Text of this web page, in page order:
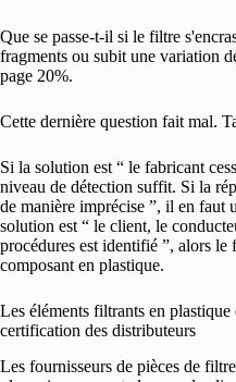
Que se passe-t-il si le filtre
fragments ou subit une variation
page 20%.
Cette dernière question fait mal.
Si la solution est “ le fabricant
niveau de détection suffit. Si la
de manière imprécise ”, il en faut
solution est “ le client, le
procédures est identifié ”, alors
composant en plastique.
Les éléments filtrants en
certification des distributeurs
Les fournisseurs de pièces de